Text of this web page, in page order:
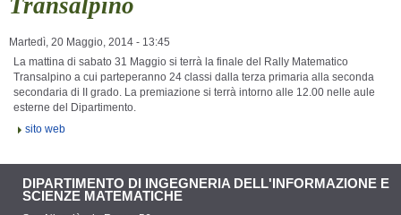
Martedì, 20 Maggio, 2014 - 13:45
La mattina di sabato 31 Maggio si terrà la finale del Rally Matematico
Transalpino a cui parteperanno 24 classi dalla terza primaria alla seconda
secondaria di II grado. La premiazione si terrà intorno alle 12.00 nelle aule
esterne del Dipartimento.
sito web
DIPARTIMENTO DI INGEGNERIA DELL'INFORMAZIONE E
SCIENZE MATEMATICHE